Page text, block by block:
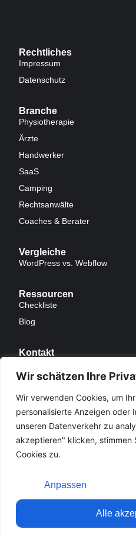
Wir schätzen Ihre
Wir verwenden Cookies, um
personalisierte Anzeigen oder
unseren Datenverkehr zu
akzeptieren" klicken, stimmen
Cookies zu.
Anpassen
Alle
Rechtliches
Impressum
Datenschutz
Branche
Physiotherapie
Ärzte
Handwerker
SaaS
Camping
Rechtsanwälte
Coaches & Berater
Vergleiche
WordPress vs. Webflow
Ressourcen
Checkliste
Blog
Kontakt
Kontakt
Barrierefreiheit
Gibt es etwas auf dieser Seite,
uns bitte.
©2026. Design made by